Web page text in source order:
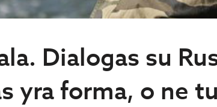
Dialogas su
yra forma, o ne